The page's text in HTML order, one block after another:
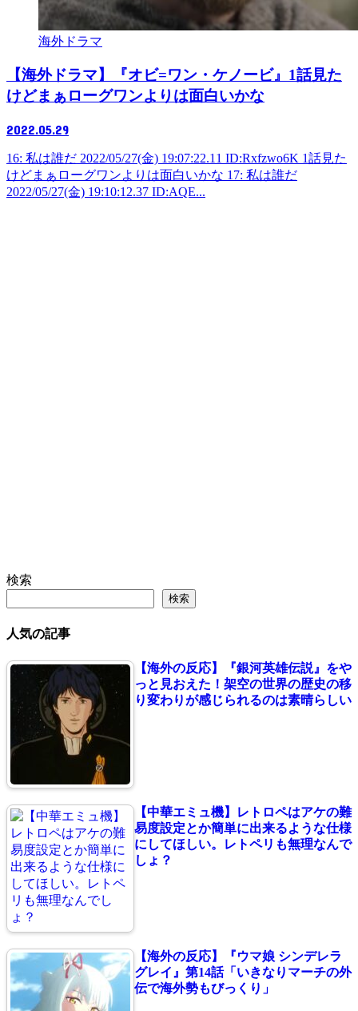
海外ドラマ
【海外ドラマ】『オビ=ワン・ケノービ』1話見た
けどまぁローグワンよりは面白いかな
2022.05.29
16: 私は誰だ 2022/05/27(金) 19:07:22.11 ID:Rxfzwo6K 1話見た
けどまぁローグワンよりは面白いかな 17: 私は誰だ
2022/05/27(金) 19:10:12.37 ID:AQE...
検索
検索
人気の記事
【海外の反応】『銀河英雄伝説』をや
っと見おえた！架空の世界の歴史の移
り変わりが感じられるのは素晴らしい
【中華エミュ機】レトロペはアケの難
易度設定とか簡単に出来るような仕様
にしてほしい。レトペリも無理なんで
しょ？
【海外の反応】『ウマ娘 シンデレラ
グレイ』第14話「いきなりマーチの外
伝で海外勢もびっくり」